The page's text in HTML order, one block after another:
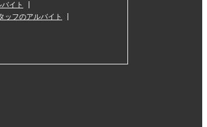
イト
ッフのアルバイト